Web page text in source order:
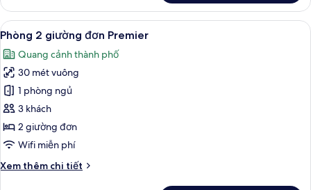
Phòng
Premier,
1
giường
cỡ
king
Xem
tất
cả
ảnh
Phòng
2
giường
đơn
Phòng 2 giường đơn Premier |
5
Phòng 2 giường đơn Premier
Quang cảnh thành phố
30 mét vuông
1 phòng ngủ
3 khách
2 giường đơn
Wifi miễn phí
Xem thêm chi tiết
Chi